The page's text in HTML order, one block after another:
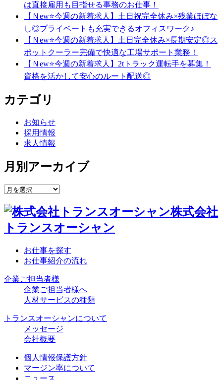
は直接雇用も目指せる事務のお仕事！
【Ｎew⭐今週の新着求人】土日祝完全休み×残業ほぼな
し◎プライベートも充実できるオフィスワーク♪
【Ｎew⭐今週の新着求人】土日完全休み×長期安定◎ス
ポットクーラー完備で快適な工場サポート業務！
【Ｎew⭐今週の新着求人】2tトラック運転手を募集！
資格を活かして安心のルート配送◎
カテゴリ
お知らせ
採用情報
求人情報
月別アーカイブ
株式会社
トランスオーシャン
お仕事を探す
お仕事紹介の流れ
企業ご担当者様
企業ご担当者様へ
人材サービスの種類
トランスオーシャンについて
メッセージ
会社概要
個人情報保護方針
マージン率について
ニュース